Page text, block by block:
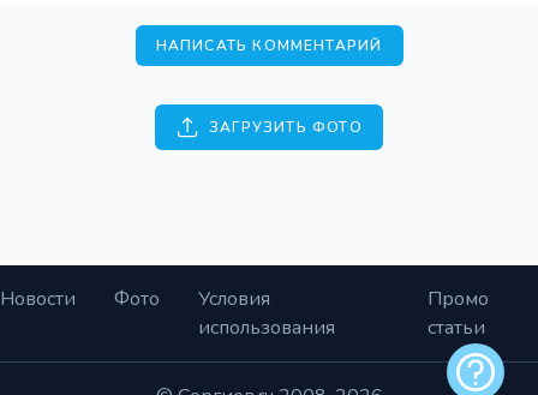
НАПИСАТЬ КОММЕНТАРИЙ
ЗАГРУЗИТЬ ФОТО
Новости Фото
Условия
использования
Промо
статьи